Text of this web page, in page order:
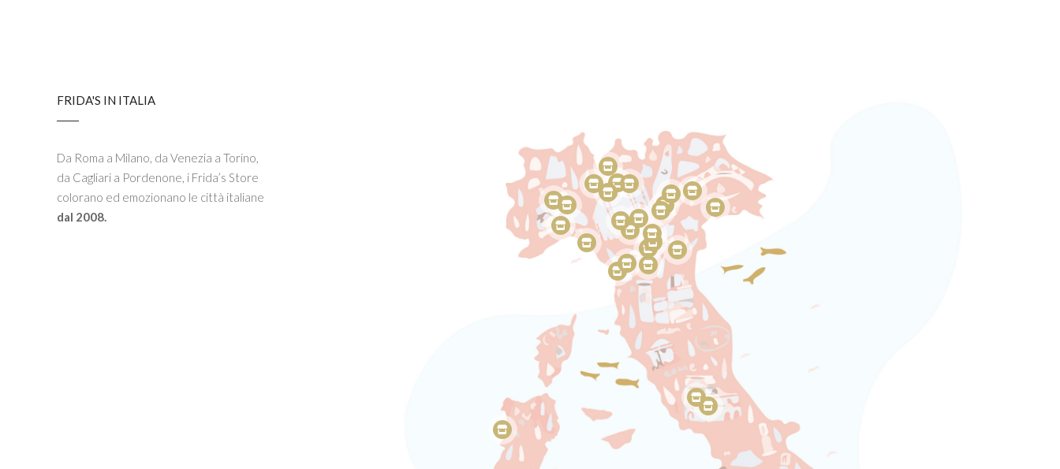
FRIDA'S IN ITALIA
Da Roma a Milano, da Venezia a Torino,
da Cagliari a Pordenone, i Frida’s Store
colorano ed emozionano le città italiane
dal 2008.